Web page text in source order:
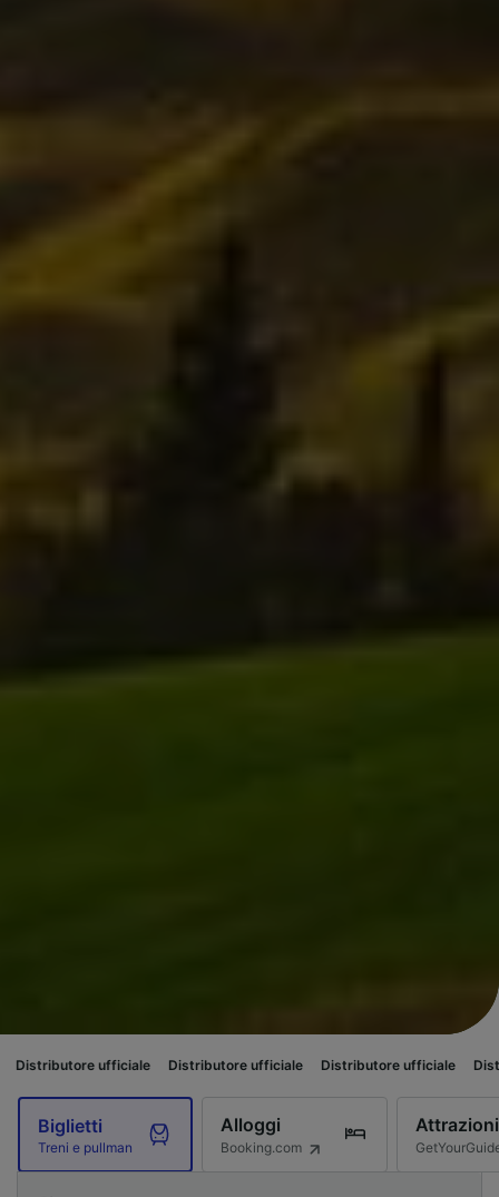
ufficiale Distributore ufficiale Distributore ufficiale Distributore
Biglietti
Treni e pullman
Alloggi
Booking.com
Attrazioni